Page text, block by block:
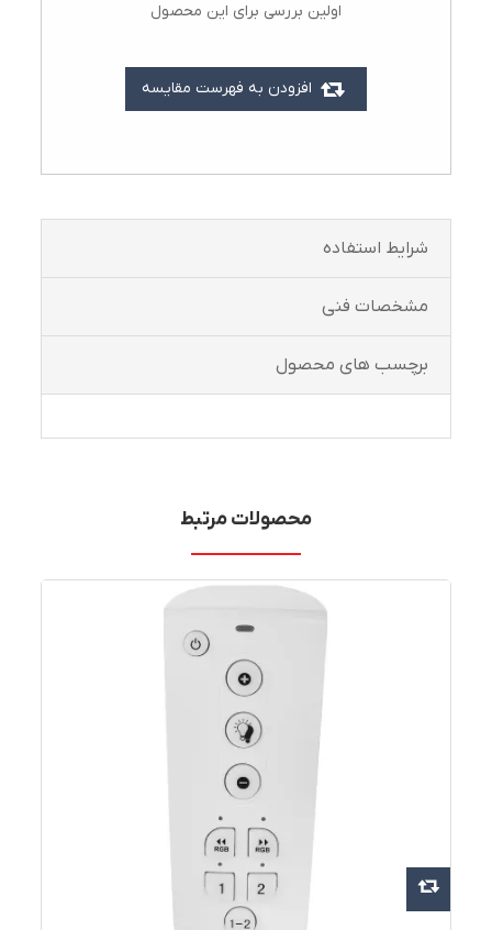
افزودن به فهرست مقایسه
اولین بررسی برای این محصول
شرايط استفاده
مشخصات فنی
برچسب های محصول
محصولات مرتبط